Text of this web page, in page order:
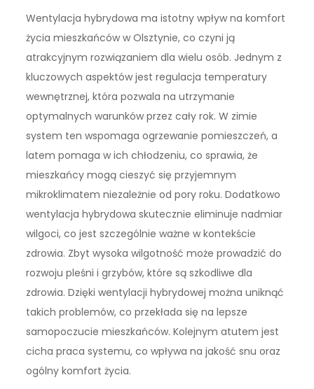
Wentylacja hybrydowa ma istotny wpływ na komfort
życia mieszkańców w Olsztynie, co czyni ją
atrakcyjnym rozwiązaniem dla wielu osób. Jednym z
kluczowych aspektów jest regulacja temperatury
wewnętrznej, która pozwala na utrzymanie
optymalnych warunków przez cały rok. W zimie
system ten wspomaga ogrzewanie pomieszczeń, a
latem pomaga w ich chłodzeniu, co sprawia, że
mieszkańcy mogą cieszyć się przyjemnym
mikroklimatem niezależnie od pory roku. Dodatkowo
wentylacja hybrydowa skutecznie eliminuje nadmiar
wilgoci, co jest szczególnie ważne w kontekście
zdrowia. Zbyt wysoka wilgotność może prowadzić do
rozwoju pleśni i grzybów, które są szkodliwe dla
zdrowia. Dzięki wentylacji hybrydowej można uniknąć
takich problemów, co przekłada się na lepsze
samopoczucie mieszkańców. Kolejnym atutem jest
cicha praca systemu, co wpływa na jakość snu oraz
ogólny komfort życia.